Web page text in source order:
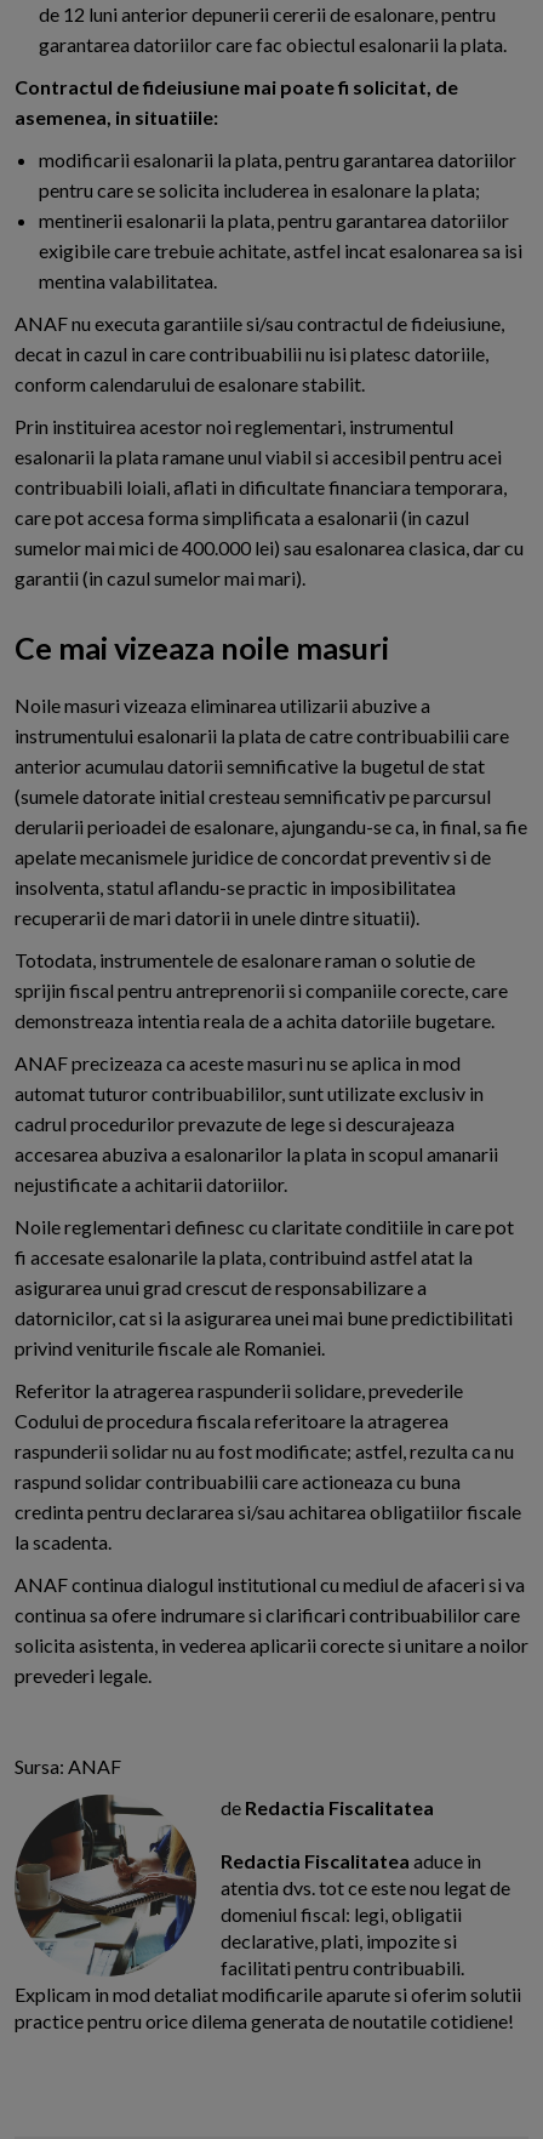
de 12 luni anterior depunerii cererii de esalonare, pentru
garantarea datoriilor care fac obiectul esalonarii la plata.
Contractul de fideiusiune mai poate fi solicitat, de
asemenea, in situatiile:
modificarii esalonarii la plata, pentru garantarea datoriilor
pentru care se solicita includerea in esalonare la plata;
mentinerii esalonarii la plata, pentru garantarea datoriilor
exigibile care trebuie achitate, astfel incat esalonarea sa isi
mentina valabilitatea.
ANAF nu executa garantiile si/sau contractul de fideiusiune,
decat in cazul in care contribuabilii nu isi platesc datoriile,
conform calendarului de esalonare stabilit.
Prin instituirea acestor noi reglementari, instrumentul
esalonarii la plata ramane unul viabil si accesibil pentru acei
contribuabili loiali, aflati in dificultate financiara temporara,
care pot accesa forma simplificata a esalonarii (in cazul
sumelor mai mici de 400.000 lei) sau esalonarea clasica, dar cu
garantii (in cazul sumelor mai mari).
Ce mai vizeaza noile masuri
Noile masuri vizeaza eliminarea utilizarii abuzive a
instrumentului esalonarii la plata de catre contribuabilii care
anterior acumulau datorii semnificative la bugetul de stat
(sumele datorate initial cresteau semnificativ pe parcursul
derularii perioadei de esalonare, ajungandu-se ca, in final, sa fie
apelate mecanismele juridice de concordat preventiv si de
insolventa, statul aflandu-se practic in imposibilitatea
recuperarii de mari datorii in unele dintre situatii).
Totodata, instrumentele de esalonare raman o solutie de
sprijin fiscal pentru antreprenorii si companiile corecte, care
demonstreaza intentia reala de a achita datoriile bugetare.
ANAF precizeaza ca aceste masuri nu se aplica in mod
automat tuturor contribuabililor, sunt utilizate exclusiv in
cadrul procedurilor prevazute de lege si descurajeaza
accesarea abuziva a esalonarilor la plata in scopul amanarii
nejustificate a achitarii datoriilor.
Noile reglementari definesc cu claritate conditiile in care pot
fi accesate esalonarile la plata, contribuind astfel atat la
asigurarea unui grad crescut de responsabilizare a
datornicilor, cat si la asigurarea unei mai bune predictibilitati
privind veniturile fiscale ale Romaniei.
Referitor la atragerea raspunderii solidare, prevederile
Codului de procedura fiscala referitoare la atragerea
raspunderii solidar nu au fost modificate; astfel, rezulta ca nu
raspund solidar contribuabilii care actioneaza cu buna
credinta pentru declararea si/sau achitarea obligatiilor fiscale
la scadenta.
ANAF continua dialogul institutional cu mediul de afaceri si va
continua sa ofere indrumare si clarificari contribuabililor care
solicita asistenta, in vederea aplicarii corecte si unitare a noilor
prevederi legale.
Sursa: ANAF
de Redactia Fiscalitatea
Redactia Fiscalitatea aduce in
atentia dvs. tot ce este nou legat de
domeniul fiscal: legi, obligatii
declarative, plati, impozite si
facilitati pentru contribuabili.
Explicam in mod detaliat modificarile aparute si oferim solutii
practice pentru orice dilema generata de noutatile cotidiene!